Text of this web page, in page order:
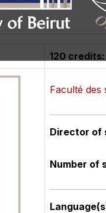
120
Faculté des
Director of
Number of